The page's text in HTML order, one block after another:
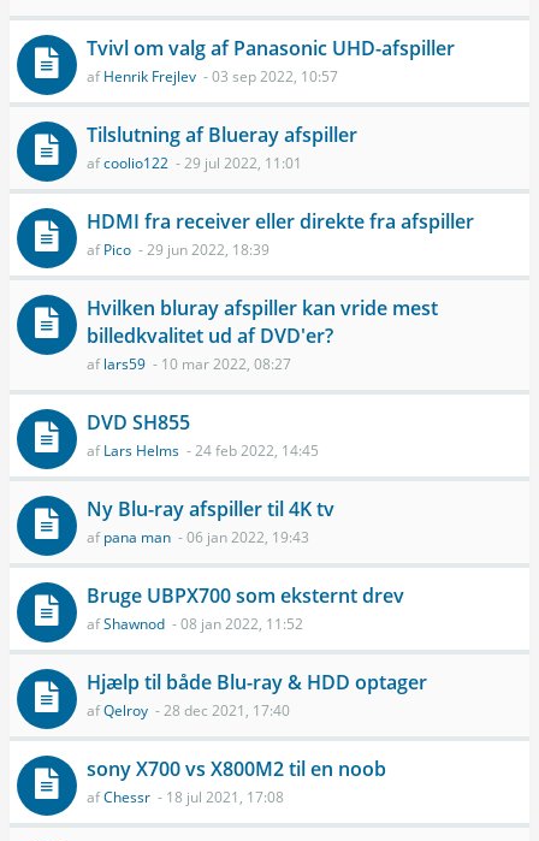
Tvivl om valg af Panasonic UHD-afspiller
afHenrik Frejlev - 03 sep 2022, 10:57
Tilslutning af Blueray afspiller
afcoolio122 - 29 jul 2022, 11:01
HDMI fra receiver eller direkte fra afspiller
afPico - 29 jun 2022, 18:39
Hvilken bluray afspiller kan vride mest
billedkvalitet ud af DVD'er?
aflars59 - 10 mar 2022, 08:27
DVD SH855
afLars Helms - 24 feb 2022, 14:45
Ny Blu-ray afspiller til 4K tv
afpana man - 06 jan 2022, 19:43
Bruge UBPX­700 som eksternt drev
afShawnod - 08 jan 2022, 11:52
Hjælp til både Blu-ray & HDD optager
afQelroy - 28 dec 2021, 17:40
sony X700 vs X800M2 til en noob
afChessr - 18 jul 2021, 17:08